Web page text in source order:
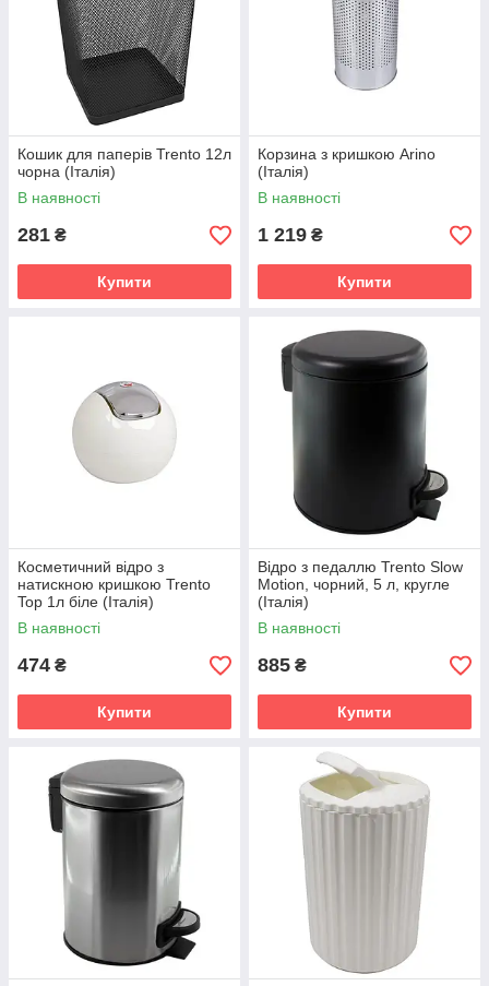
Кошик для паперів Trento 12л
чорна (Італія)
В наявності
281 ₴
Купити
Корзина з кришкою Arino
(Італія)
В наявності
1 219 ₴
Купити
Косметичний відро з
натискною кришкою Trento
Top 1л біле (Італія)
В наявності
474 ₴
Купити
Відро з педаллю Trento Slow
Motion, чорний, 5 л, кругле
(Італія)
В наявності
885 ₴
Купити